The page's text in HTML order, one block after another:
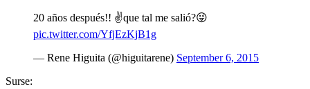
20 años después!! ✌que tal me salió?😜
pic.twitter.com/YfjEzKjB1g
— Rene Higuita (@higuitarene) September 6, 2015
Surse: